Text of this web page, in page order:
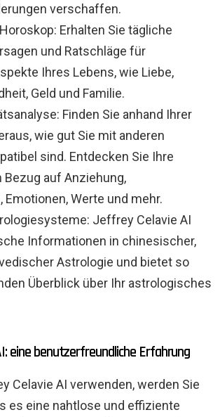
verschaffen.
Erhalten Sie tägliche
und Ratschläge für
Ihres Lebens, wie Liebe,
Geld und Familie.
Finden Sie anhand Ihrer
wie gut Sie mit anderen
sind. Entdecken Sie Ihre
Bezug auf Anziehung,
Emotionen, Werte und mehr.
Jeffrey Celavie AI
Informationen in chinesischer,
Astrologie und bietet so
Überblick über Ihr astrologisches
eine benutzerfreundliche Erfahrung
Celavie AI verwenden, werden Sie
es eine nahtlose und effiziente